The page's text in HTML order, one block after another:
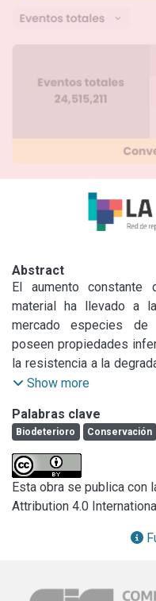
Abstract
El aumento constante
material ha llevado a
mercado especies de
poseen propiedades
la resistencia a la
el pasado fue
volúmenes de madera de
siglos en madurar,
menor calidad. La
significó finalmente la
aquellas
durabilidad y aumentar
se buscó, y actualmente
propiedades fisco-
Show more
Palabras clave
Biodeterioro Conservación
Esta obra se publica con
Attribution 4.0